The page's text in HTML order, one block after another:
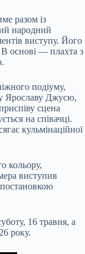
разом із
народний
виступу. Його
В основі — плахта з
подіуму,
Ярославу Джусю,
сцена
на співачці.
кульмінаційної
кольору,
виступив
16 травня, а
року.